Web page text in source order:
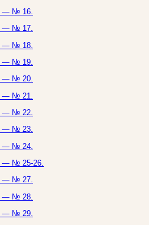
— № 16.
— № 17.
— № 18.
— № 19.
— № 20.
— № 21.
— № 22.
— № 23.
— № 24.
— № 25-26.
— № 27.
— № 28.
— № 29.